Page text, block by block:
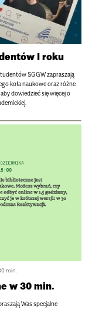
I roku
SGGW zapraszają
koła naukowe oraz różne
dowiedzieć się więcej o
min.
w 30 min.
Was specjalne